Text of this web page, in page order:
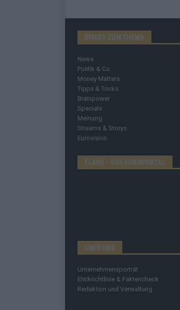
DIREKT ZUM THEMA
News
Politik & Co
Money Matters
Tipps & Tricks
Brainpower
Specials
Meinung
Streams & Storys
Eurovision
FLASH – DAS VIDEOPORTAL
ÜBER UNS
Unternehmensporträt
Ehtikrichtlinie & Faktencheck
Redaktion und Verwaltung